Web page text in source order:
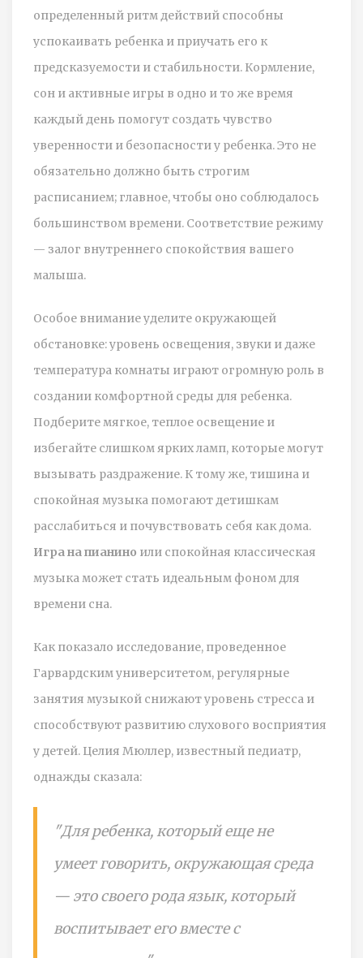
определенный ритм действий способны
успокаивать ребенка и приучать его к
предсказуемости и стабильности. Кормление,
сон и активные игры в одно и то же время
каждый день помогут создать чувство
уверенности и безопасности у ребенка. Это не
обязательно должно быть строгим
расписанием; главное, чтобы оно соблюдалось
большинством времени. Соответствие режиму
— залог внутреннего спокойствия вашего
малыша.
Особое внимание уделите окружающей
обстановке: уровень освещения, звуки и даже
температура комнаты играют огромную роль в
создании комфортной среды для ребенка.
Подберите мягкое, теплое освещение и
избегайте слишком ярких ламп, которые могут
вызывать раздражение. К тому же, тишина и
спокойная музыка помогают детишкам
расслабиться и почувствовать себя как дома.
Игра на пианино или спокойная классическая
музыка может стать идеальным фоном для
времени сна.
Как показало исследование, проведенное
Гарвардским университетом, регулярные
занятия музыкой снижают уровень стресса и
способствуют развитию слухового восприятия
у детей. Целия Мюллер, известный педиатр,
однажды сказала:
"Для ребенка, который еще не
умеет говорить, окружающая среда
— это своего рода язык, который
воспитывает его вместе с